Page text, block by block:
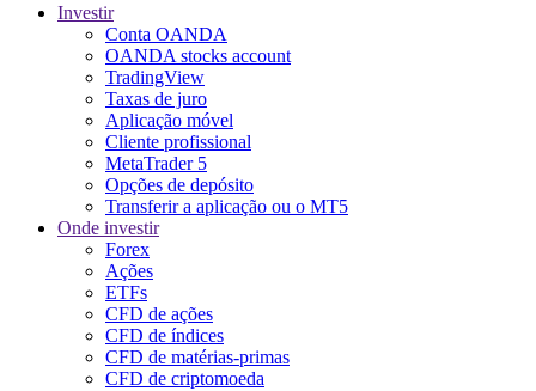
Investir
Conta OANDA
OANDA stocks account
TradingView
Taxas de juro
Aplicação móvel
Cliente profissional
MetaTrader 5
Opções de depósito
Transferir a aplicação ou o MT5
Onde investir
Forex
Ações
ETFs
CFD de ações
CFD de índices
CFD de matérias-primas
CFD de criptomoeda